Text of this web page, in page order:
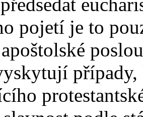
pojetí je to